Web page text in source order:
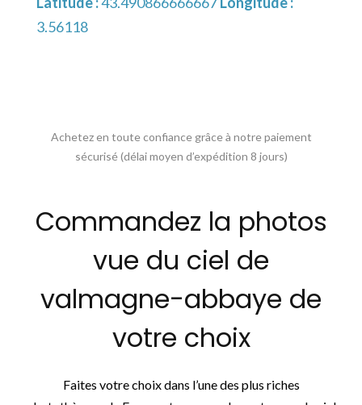
3.56118
Achetez en toute confiance grâce à notre paiement
sécurisé (délai moyen d’expédition 8 jours)
Commandez la photos
vue du ciel de
valmagne-abbaye de
votre choix
Faites votre choix dans l’une des plus riches